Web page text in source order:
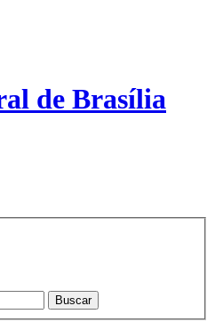
de Brasília
Buscar